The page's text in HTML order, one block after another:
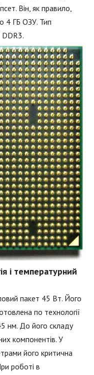
Він, як правило,
4 ГБ ОЗУ. Тип
DDR3.
і температурний
пакет 45 Вт. Його
по технології
нм. До його складу
компонентів. У
його критична
роботі в